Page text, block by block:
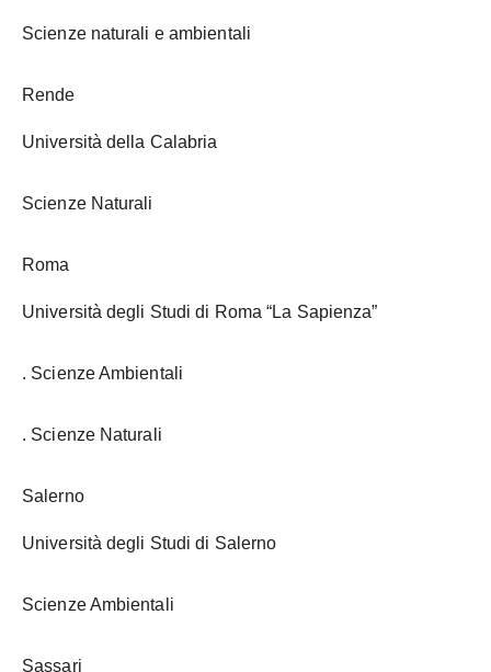
Scienze naturali e ambientali
Rende
Università della Calabria
Scienze Naturali
Roma
Università degli Studi di Roma “La Sapienza”
. Scienze Ambientali
. Scienze Naturali
Salerno
Università degli Studi di Salerno
Scienze Ambientali
Sassari